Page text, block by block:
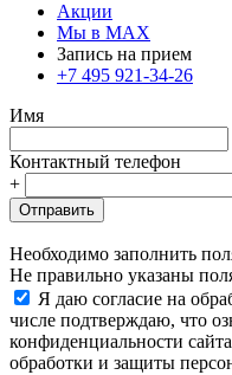
Акции
Мы в MAX
Запись на прием
+7 495 921-34-26
Имя
Контактный телефон
+
Отправить
Необходимо заполнить
Не правильно указаны
Я даю согласие на
числе подтверждаю, что
конфиденциальности
обработки и защиты